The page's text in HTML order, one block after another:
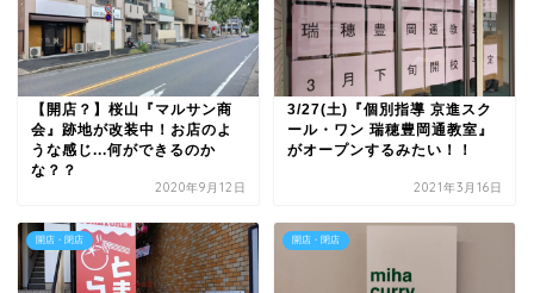
【開店？】桜山『マルサン商
会』跡地が改装中！お店のよ
うな感じ...何ができるのか
な？？
2020年9月12日
3/27(土)『個別指導 京進スク
ール・ワン 瑞穂豊岡通教室』
がオープンするみたい！！
2021年3月16日
開店・閉店 開店・閉店